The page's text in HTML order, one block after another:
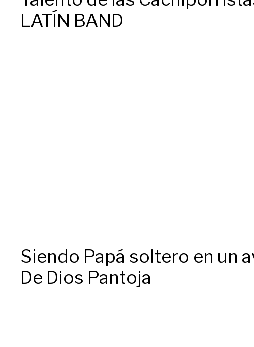
LATÍN BAND
Siendo Papá soltero en un
De Dios Pantoja